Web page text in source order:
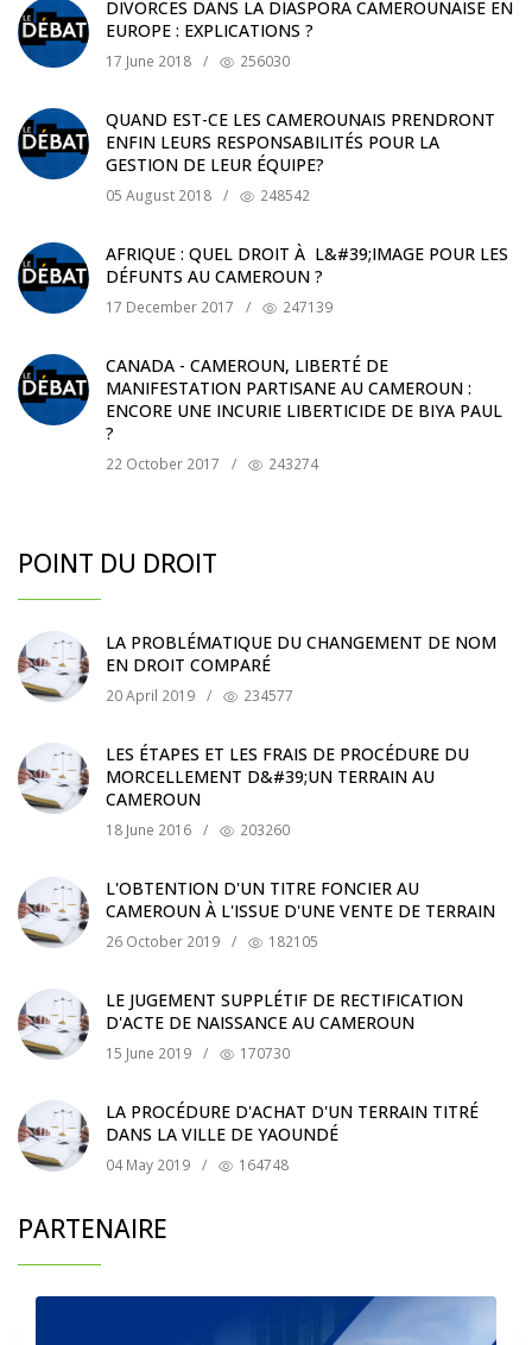
DIVORCES DANS LA DIASPORA CAMEROUNAISE EN
EUROPE : EXPLICATIONS ?
17 June 2018 / 256030
QUAND EST-CE LES CAMEROUNAIS PRENDRONT
ENFIN LEURS RESPONSABILITÉS POUR LA
GESTION DE LEUR ÉQUIPE?
05 August 2018 / 248542
AFRIQUE : QUEL DROIT À L&#39;IMAGE POUR LES
DÉFUNTS AU CAMEROUN ?
17 December 2017 / 247139
CANADA - CAMEROUN, LIBERTÉ DE
MANIFESTATION PARTISANE AU CAMEROUN :
ENCORE UNE INCURIE LIBERTICIDE DE BIYA PAUL
?
22 October 2017 / 243274
POINT DU DROIT
LA PROBLÉMATIQUE DU CHANGEMENT DE NOM
EN DROIT COMPARÉ
20 April 2019 / 234577
LES ÉTAPES ET LES FRAIS DE PROCÉDURE DU
MORCELLEMENT D&#39;UN TERRAIN AU
CAMEROUN
18 June 2016 / 203260
L'OBTENTION D'UN TITRE FONCIER AU
CAMEROUN À L'ISSUE D'UNE VENTE DE TERRAIN
26 October 2019 / 182105
LE JUGEMENT SUPPLÉTIF DE RECTIFICATION
D'ACTE DE NAISSANCE AU CAMEROUN
15 June 2019 / 170730
LA PROCÉDURE D'ACHAT D'UN TERRAIN TITRÉ
DANS LA VILLE DE YAOUNDÉ
04 May 2019 / 164748
PARTENAIRE